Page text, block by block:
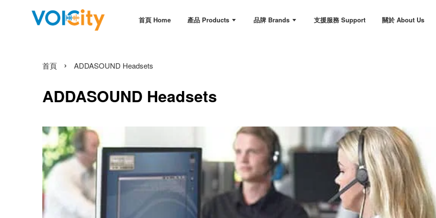
首頁 Home 產品 Products 品牌 Brands 支援服務 Support 關於 About Us
首頁 › ADDASOUND Headsets
ADDASOUND Headsets